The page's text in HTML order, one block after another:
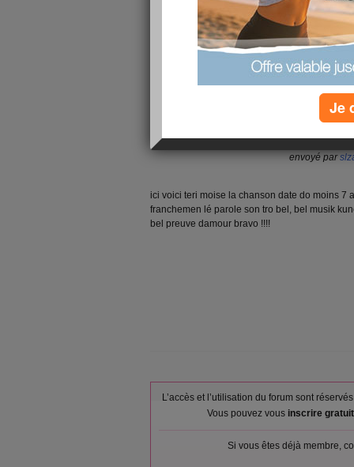
envoyé par
ici voici teri moise la chanson date do moins 7
franchemen lé parole son tro bel, bel musik
bel preuve damour bravo !!!!
L’accès et l’utilisation du forum sont
Vous pouvez vous inscrire
Si vous êtes déjà membre,
Je